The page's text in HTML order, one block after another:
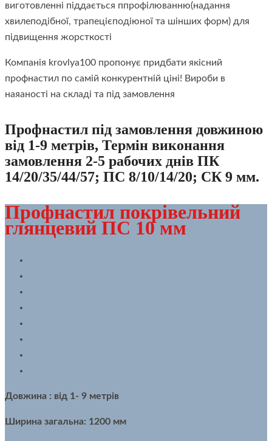
виготовленні піддається ппрофілюванню(надання
хвилеподібної, трапецієподіюної та шінших форм) для
підвищення жорсткості
Компанія krovlya100 пропонує придбати якісний
профнастил по самій конкурентній ціні! Вироби в
наяаності на складі та під замовлення
Профнастил під замовлення довжиною
від 1-9 метрів, Термін виконання
замовлення 2-5 рабочих днів ПК
14/20/35/44/57; ПС 8/10/14/20; СК 9 мм.
Профнастил покрівельний
глянцевий ПС 10 мм
Довжина : від 1- 9 метрів
Ширина загальна: 1200 мм